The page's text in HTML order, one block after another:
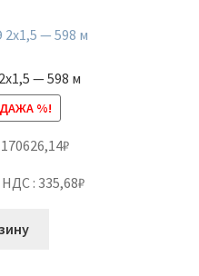
— 598 м
%!
170626,14₽
: 335,68₽